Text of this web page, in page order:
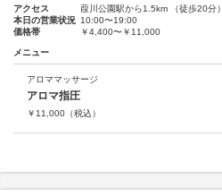
アクセス
葭川公園駅から1.5km （徒歩20分）
本日の営業状況 10:00〜19:00
価格帯
￥4,400〜￥11,000
メニュー
アロママッサージ
アロマ指圧
￥ 11,000 （税込）